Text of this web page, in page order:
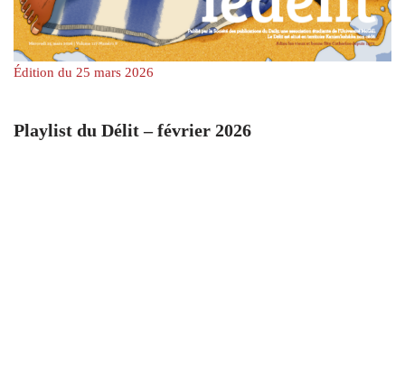
Édition du 25 mars 2026
Playlist du Délit – février 2026